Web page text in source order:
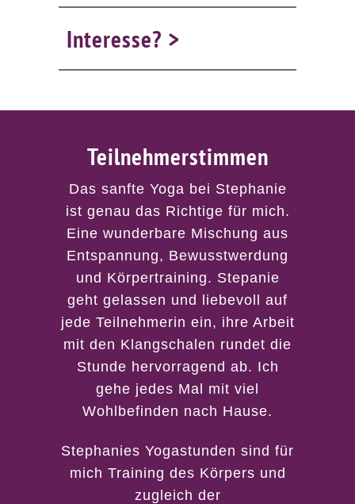
Interesse?
Das ist ein Geschenk.
Teilnehmerstimmen
Das sanfte Yoga bei Stephanie
ist genau das Richtige für mich.
Eine wunderbare Mischung aus
Entspannung, Bewusstwerdung
und Körpertraining. Stepanie
geht gelassen und liebevoll auf
jede Teilnehmerin ein, ihre Arbeit
mit den Klangschalen rundet die
Stunde hervorragend ab. Ich
gehe jedes Mal mit viel
Wohlbefinden nach Hause.
Stephanies Yogastunden sind für
mich Training des Körpers und
zugleich der